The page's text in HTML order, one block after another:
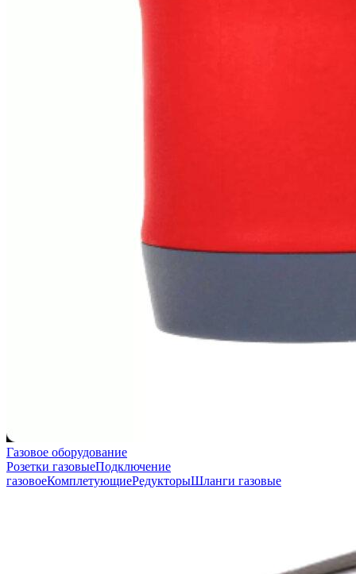
Газовое оборудование
Розетки газовыеПодключение
газовоеКомплетующиеРедукторыШланги газовые